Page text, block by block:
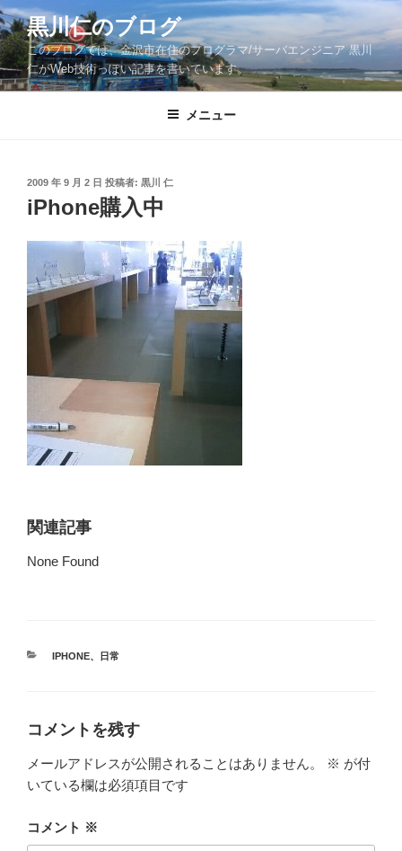
コ
ン
テ
ン
ツ
黒川仁のブログ
このブログでは、金沢市在住のプログラマ/サーバエンジニア 黒川
仁がWeb技術っぽい記事を書いています。
メニュー
投
稿
日:
2009 年 9 月 2 日 投稿者: 黒川 仁
iPhone購入中
関連記事
None Found
カ
IPHONE、 日常
コメントを残す
メールアドレスが公開されることはありません。 ※ が付
いている欄は必須項目です
コメント ※